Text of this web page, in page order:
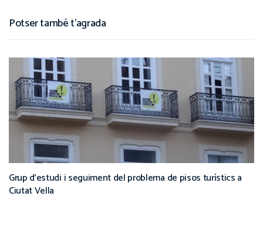
Potser també t'agrada
Grup d’estudi i seguiment del problema de pisos turístics a
Ciutat Vella